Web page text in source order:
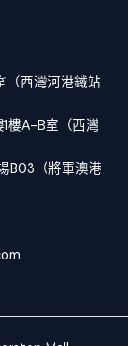
（西灣河港鐵站
樓A-B室（西灣
B03（將軍澳港